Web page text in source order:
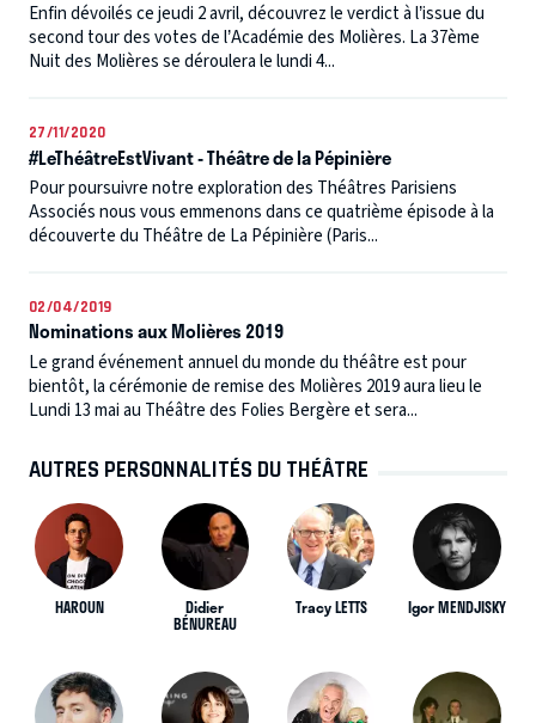
Enfin dévoilés ce jeudi 2 avril, découvrez le verdict à l’issue du
second tour des votes de l’Académie des Molières. La 37ème
Nuit des Molières se déroulera le lundi 4...
27/11/2020
#LeThéâtreEstVivant - Théâtre de la Pépinière
Pour poursuivre notre exploration des Théâtres Parisiens
Associés nous vous emmenons dans ce quatrième épisode à la
découverte du Théâtre de La Pépinière (Paris...
02/04/2019
Nominations aux Molières 2019
Le grand événement annuel du monde du théâtre est pour
bientôt, la cérémonie de remise des Molières 2019 aura lieu le
Lundi 13 mai au Théâtre des Folies Bergère et sera...
AUTRES PERSONNALITÉS DU THÉÂTRE
HAROUN Didier
BÉNUREAU
Tracy LETTS Igor MENDJISKY